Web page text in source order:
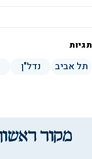
תגיות
תל אביב נדל"ן